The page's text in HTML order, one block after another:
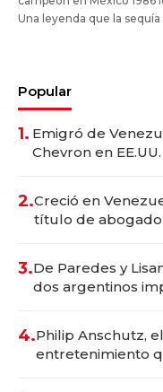
Una leyenda que la
Popular
1. Emigró de
Chevron en
2.Creció en
título de
3.De Paredes y
dos argentinos
4.Philip Anschutz,
entretenimiento